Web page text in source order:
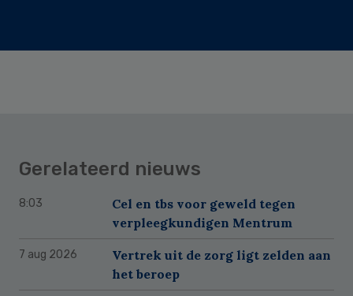
Gerelateerd nieuws
8:03
Cel en tbs voor geweld tegen
verpleegkundigen Mentrum
7 aug 2026
Vertrek uit de zorg ligt zelden aan
het beroep